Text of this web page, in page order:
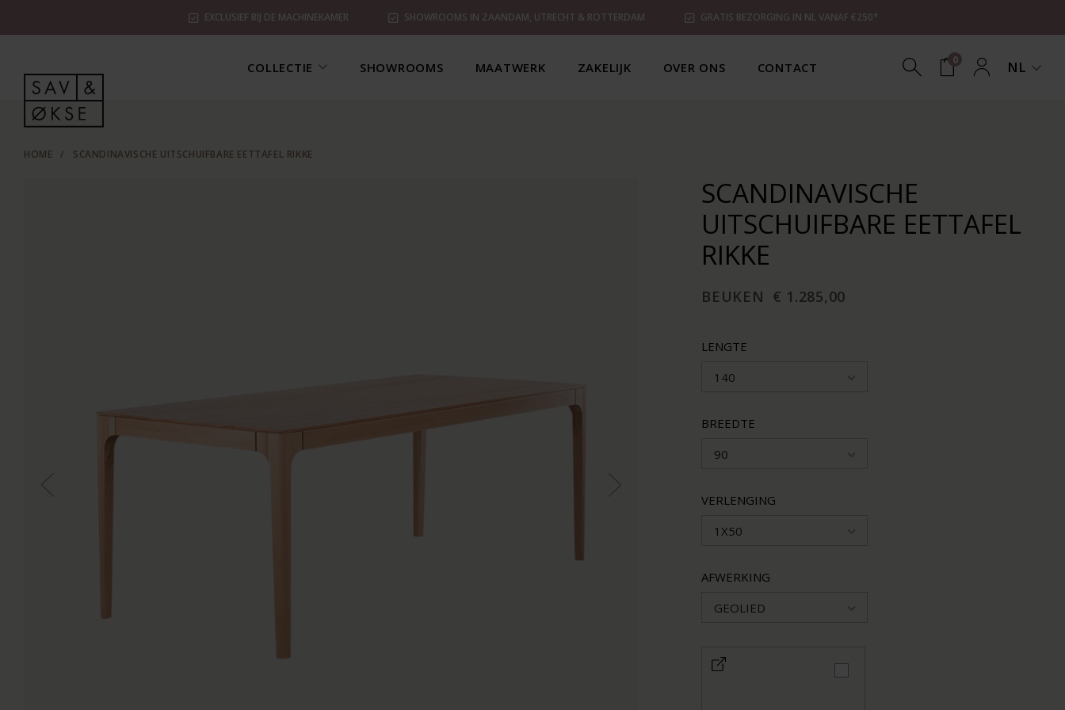
EXCLUSIEF BIJ DE MACHINEKAMER SHOWROOMS IN ZAANDAM, UTRECHT & ROTTERDAM GRATIS BEZORGING IN NL VANAF €250*
COLLECTIE SHOWROOMS MAATWERK ZAKELIJK OVER ONS CONTACT 0 NL
HOME / SCANDINAVISCHE UITSCHUIFBARE EETTAFEL RIKKE
SCANDINAVISCHE
UITSCHUIFBARE EETTAFEL
RIKKE
BEUKEN € 1.285,00
LENGTE
140
BREEDTE
90
VERLENGING
1X50
AFWERKING
GEOLIED